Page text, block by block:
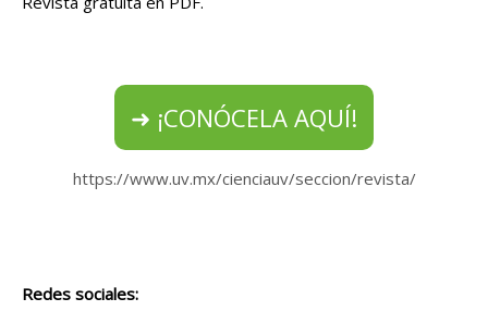
➜ ¡CONÓCELA AQUÍ!
https://www.uv.mx/cienciauv/seccion/revista/
Redes sociales: